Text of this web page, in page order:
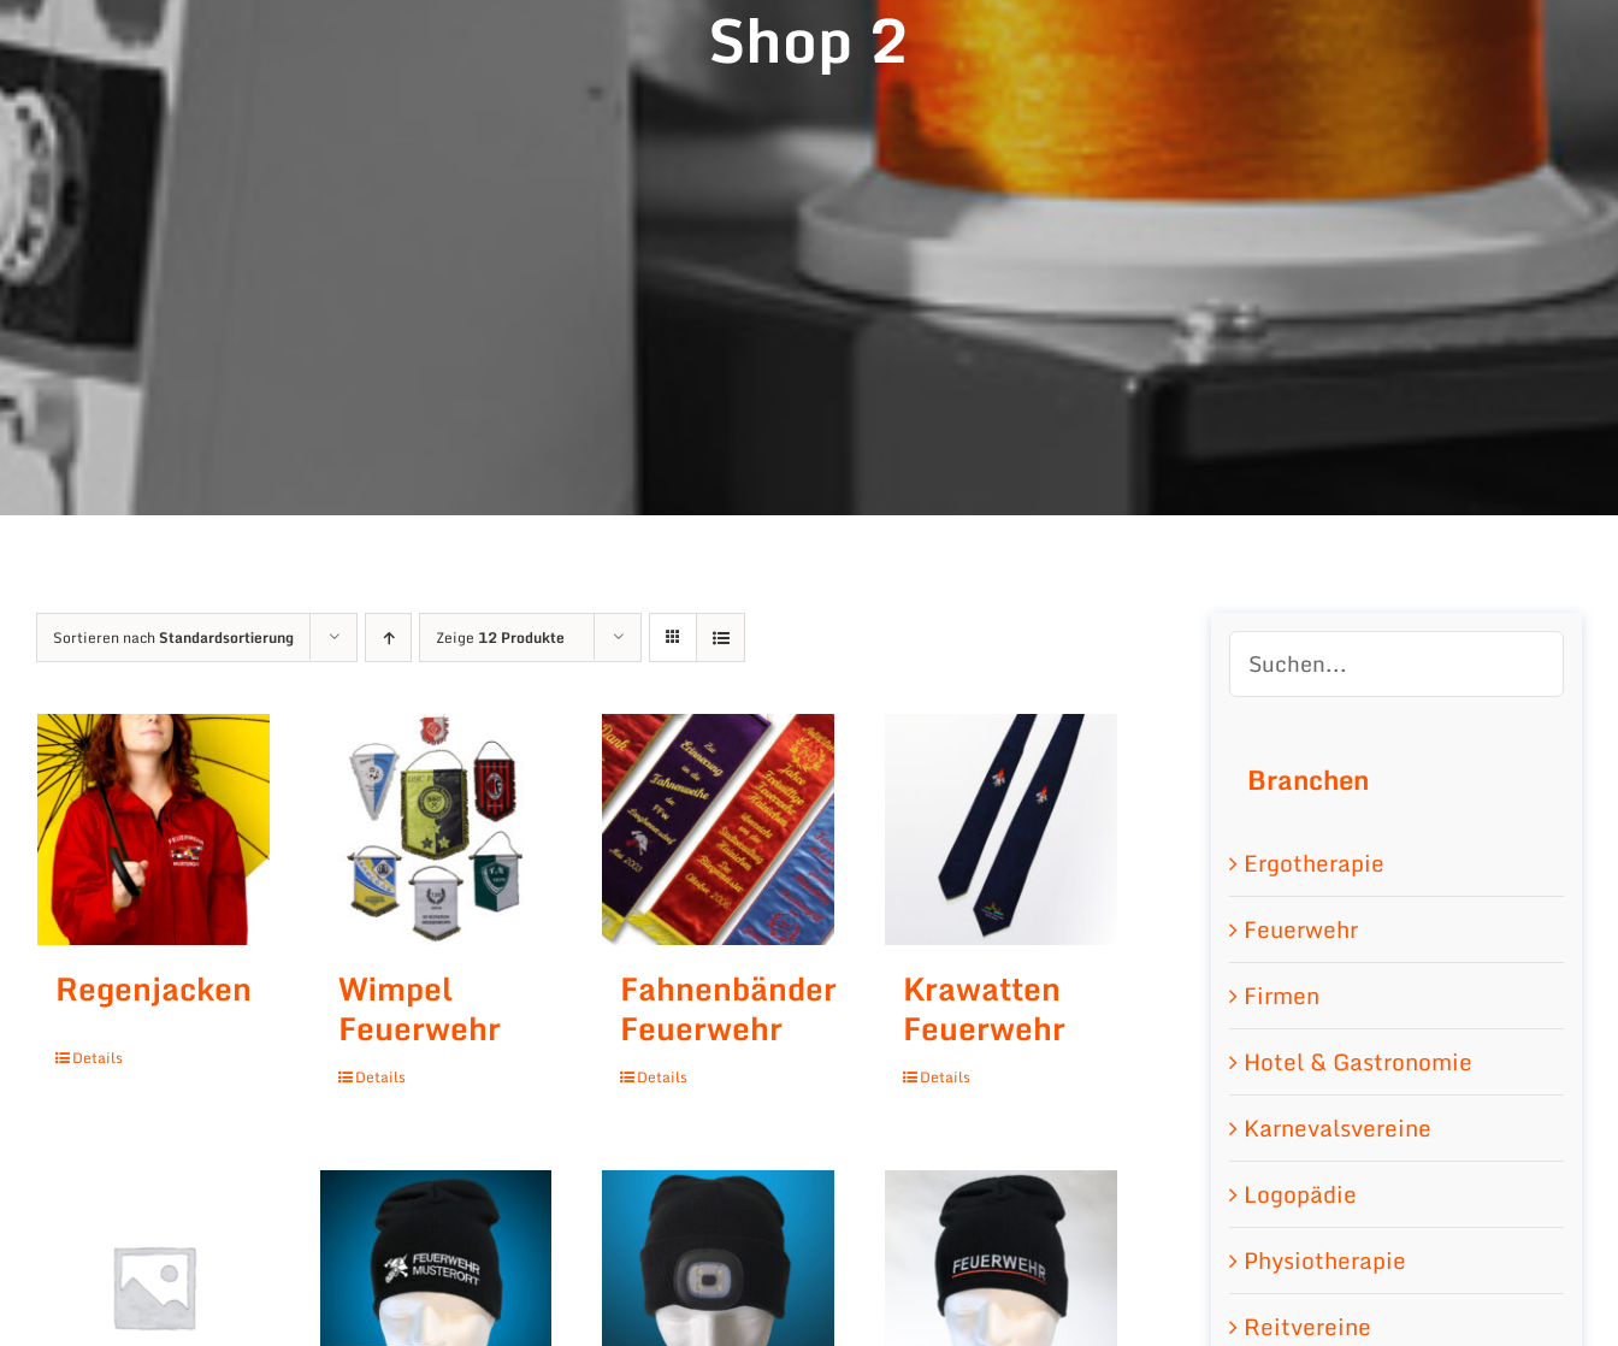
Shop 2
Sortieren nachStandardsortierung Zeige 12 Produkte
Regenjacken
Details
Wimpel
Feuerwehr
Details
Fahnenbänder
Feuerwehr
Details
Krawatten
Feuerwehr
Details
Branchen
Ergotherapie
Feuerwehr
Firmen
Hotel & Gastronomie
Karnevalsvereine
Logopädie
Physiotherapie
Reitvereine